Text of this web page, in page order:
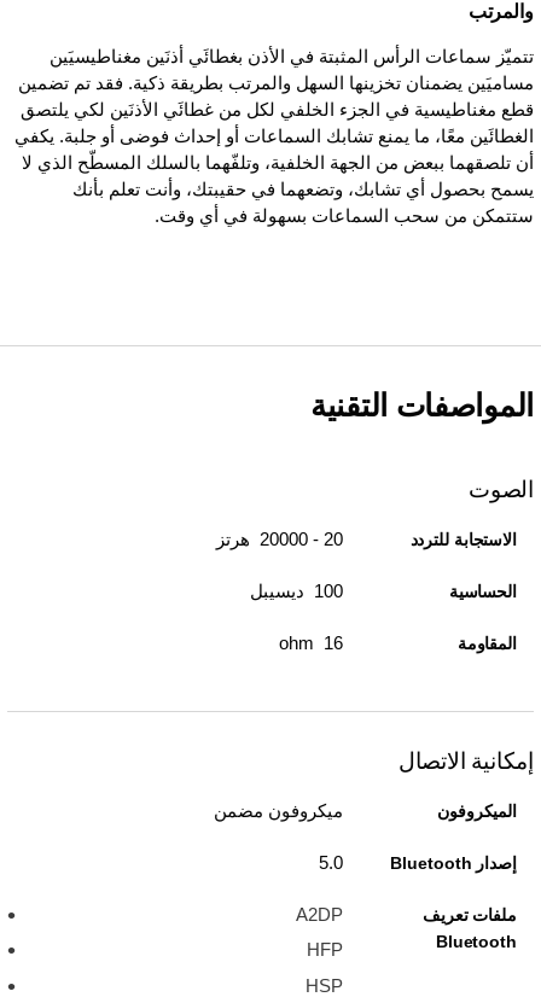
والمرتب
تتميّز سماعات الرأس المثبتة في الأذن بغطائَي أذنَين مغناطيسيَين
مساميَين يضمنان تخزينها السهل والمرتب بطريقة ذكية. فقد تم تضمين
قطع مغناطيسية في الجزء الخلفي لكل من غطائَي الأذنَين لكي يلتصق
الغطائَين معًا، ما يمنع تشابك السماعات أو إحداث فوضى أو جلبة. يكفي
أن تلصقهما ببعض من الجهة الخلفية، وتلفّهما بالسلك المسطّح الذي لا
يسمح بحصول أي تشابك، وتضعهما في حقيبتك، وأنت تعلم بأنك
ستتمكن من سحب السماعات بسهولة في أي وقت.
المواصفات التقنية
الصوت
الاستجابة للتردد 20 - 20000 هرتز
الحساسية 100 ديسيبل
المقاومة 16 ohm
إمكانية الاتصال
الميكروفون ميكروفون مضمن
إصدار Bluetooth 5.0
ملفات تعريف
Bluetooth
A2DP
HFP
HSP